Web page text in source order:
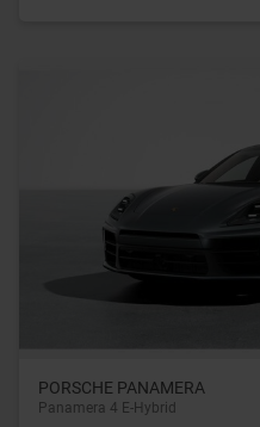
PORSCHE PANAMERA
Panamera 4 E-Hybrid